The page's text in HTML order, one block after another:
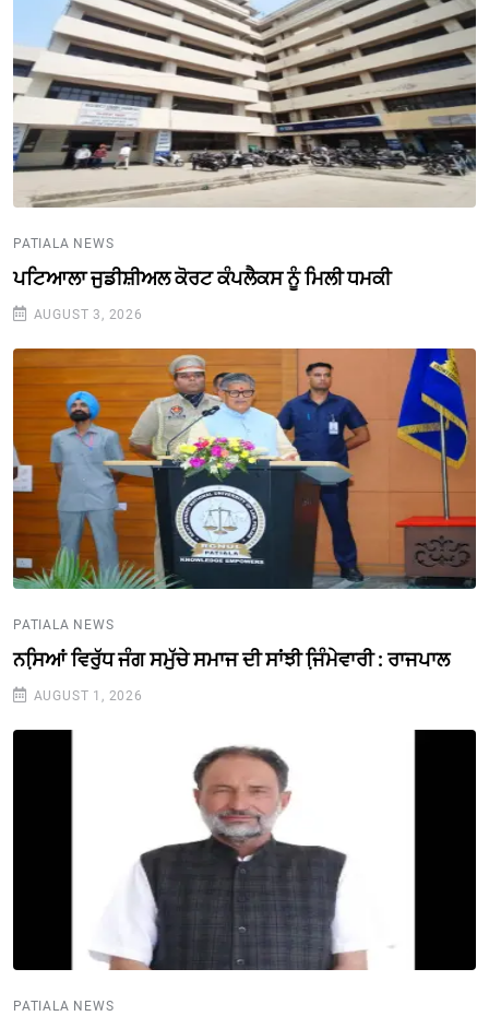
PATIALA NEWS
ਪਟਿਆਲਾ ਜੁਡੀਸ਼ੀਅਲ ਕੋਰਟ ਕੰਪਲੈਕਸ ਨੂੰ ਮਿਲੀ ਧਮਕੀ
AUGUST 3, 2026
PATIALA NEWS
ਨਸਿ਼ਆਂ ਵਿਰੁੱਧ ਜੰਗ ਸਮੁੱਚੇ ਸਮਾਜ ਦੀ ਸਾਂਝੀ ਜਿ਼ੰਮੇਵਾਰੀ : ਰਾਜਪਾਲ
AUGUST 1, 2026
PATIALA NEWS